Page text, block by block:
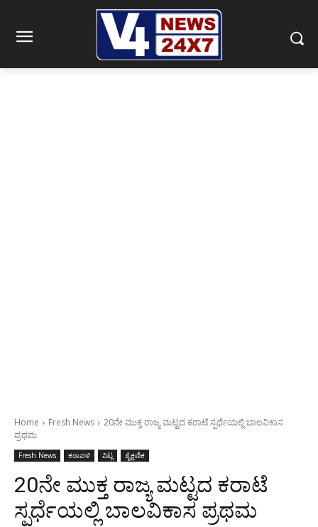
Home Fresh News
20ನೇ ಮುಕ್ತ ರಾಜ್ಯ ಮಟ್ಟದ ಕರಾಟೆ ಸ್ಪರ್ಧೆಯಲ್ಲಿ ಬಾಲವಿಕಾಸ‌
ಪ್ರಥಮ
Fresh News ಕರಾವಳಿ ವಿಟ್ಲ ಶೈಕ್ಷಣಿಕ
20ನೇ ಮುಕ್ತ ರಾಜ್ಯ ಮಟ್ಟದ ಕರಾಟೆ
ಸ್ಪರ್ಧೆಯಲ್ಲಿ ಬಾಲವಿಕಾಸ‌ ಪ್ರಥಮ